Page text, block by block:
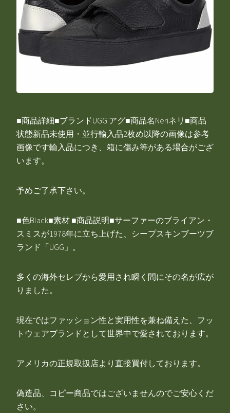
■商品詳細■ブランドUGG アグ■商品名Neriネリ■商品
状態新品未使用・並行輸入品2枚め以降の画像は参考
画像です輸入品につき、箱に傷み等がある場合がござ
います。
予めご了承下さい。
■色Black■素材 ■商品説明■サーファーのブライアン・
スミスが1978年に立ち上げた、シープスキンブーツブ
ランド「UGG」。
多くの海外セレブから愛用され瞬く間にその名が広が
りました。
現在ではファッション性と実用性を兼ね備えた、フッ
トウェアブランドとして世界中で愛されております。
アメリカの正規取扱店より直接買付しております。
偽造品、コピー商品ではございませんのでご安心くだ
さい。